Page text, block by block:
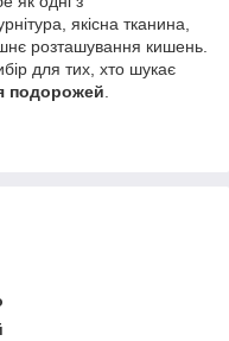
якісна тканина,
розташування кишень.
для тих, хто шукає
подорожей.